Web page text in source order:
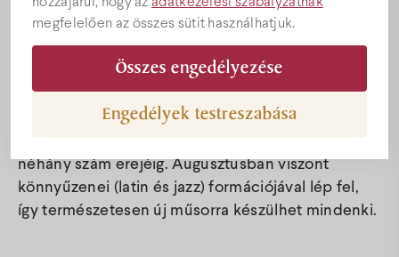
megfelelően az összes sütit használhatjuk.
Összes engedélyezése
Engedélyek testreszabása
2014. AUGUSZTUS 22.
2014. augusztus 22-én nem először lép majd fel
Miklósa Erika a Bock Körpincében. Tavaly
szeptemberben, az Európai Bordalfesztivál
néhány szám erejéig. Augusztusban viszont
könnyűzenei (latin és jazz) formációjával lép fel,
így természetesen új műsorra készülhet mindenki.
Árak
Akciók
Programok